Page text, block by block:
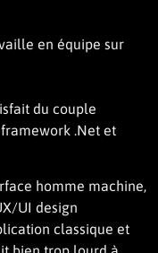
en équipe sur
du couple
.Net et
homme machine,
UI design
classique et